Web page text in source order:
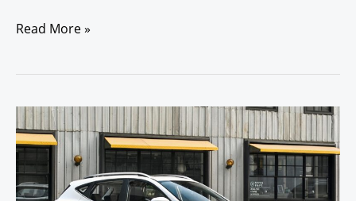
Read More »
10,72,589
वाली
SUV
को
खरीदने